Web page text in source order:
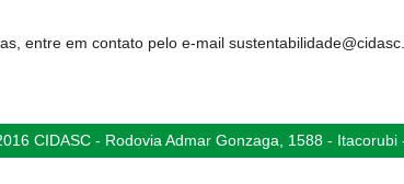
entre em contato pelo e-mail
CIDASC - Rodovia Admar Gonzaga, 1588 -